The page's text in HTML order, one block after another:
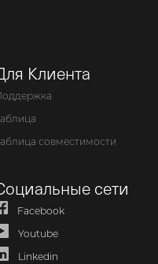
Клиента
совместимости
сети
Facebook
Youtube
Linkedin